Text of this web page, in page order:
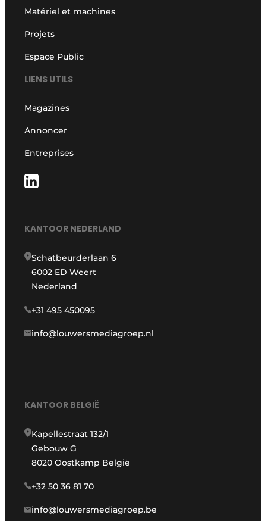
Matériel et machines
Projets
Espace Public
LIENS UTILS
Magazines
Annoncer
Entreprises
KANTOOR NEDERLAND
Schatbeurderlaan 6
6002 ED Weert
Nederland
+31 495 450095
info@louwersmediagroep.nl
KANTOOR BELGIË
Kapellestraat 132/1
Gebouw G
8020 Oostkamp België
+32 50 36 81 70
info@louwersmediagroep.be